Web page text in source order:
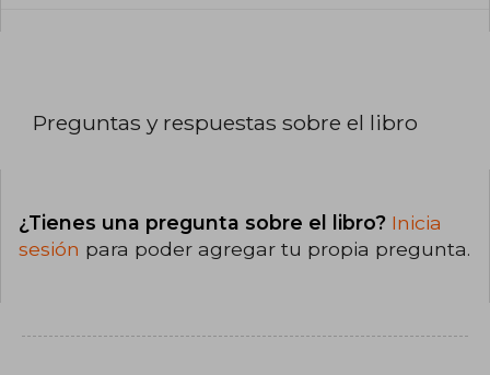
Preguntas y respuestas sobre el libro
¿Tienes una pregunta sobre el libro? Inicia
sesión para poder agregar tu propia pregunta.